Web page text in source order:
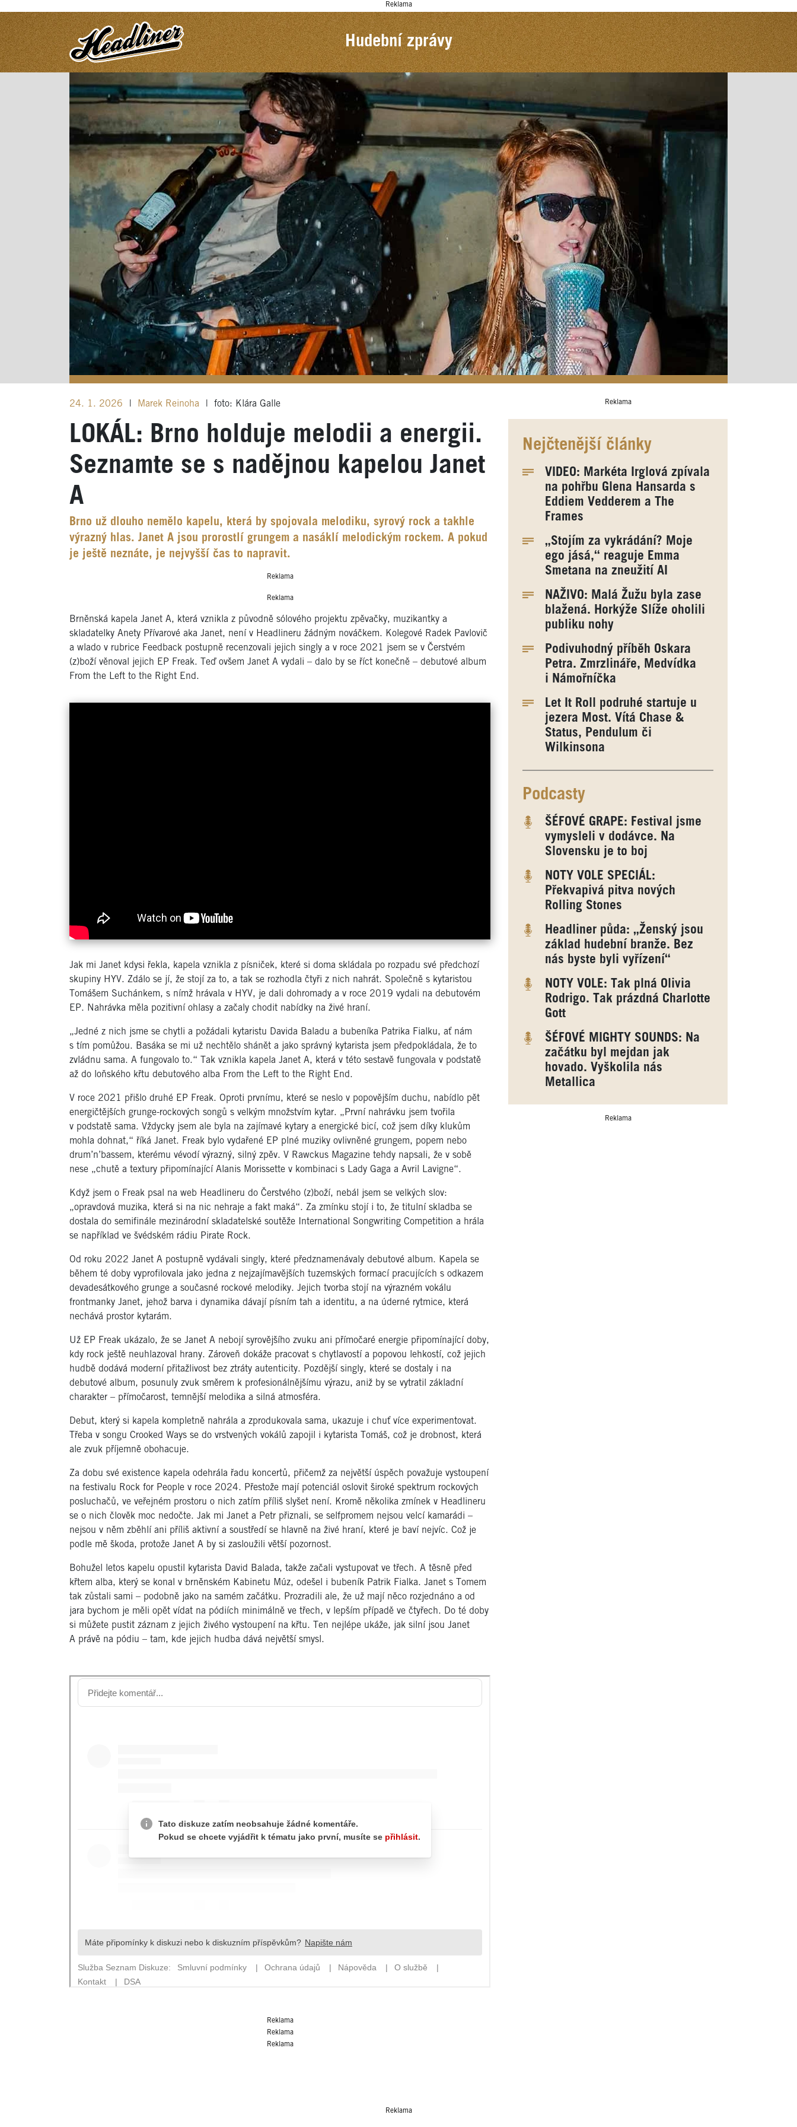
Reklama
Hudební zprávy
24. 1. 2026 Marek Reinoha foto: Klára Galle
LOKÁL: Brno holduje melodii a energii.
Seznamte se s nadějnou kapelou Janet
A
Brno už dlouho nemělo kapelu, která by spojovala melodiku, syrový rock a takhle
výrazný hlas. Janet A jsou prorostlí grungem a nasáklí melodickým rockem. A pokud
je ještě neznáte, je nejvyšší čas to napravit.
Reklama
Reklama
Brněnská kapela Janet A, která vznikla z původně sólového projektu zpěvačky, muzikantky a
skladatelky Anety Přívarové aka Janet, není v Headlineru žádným nováčkem. Kolegové Radek Pavlovič
a wlado v rubrice Feedback postupně recenzovali jejich singly a v roce 2021 jsem se v Čerstvém
(z)boží věnoval jejich EP Freak. Teď ovšem Janet A vydali – dalo by se říct konečně – debutové album
From the Left to the Right End.
Jak mi Janet kdysi řekla, kapela vznikla z písniček, které si doma skládala po rozpadu své předchozí
skupiny HYV. Zdálo se jí, že stojí za to, a tak se rozhodla čtyři z nich nahrát. Společně s kytaristou
Tomášem Suchánkem, s nímž hrávala v HYV, je dali dohromady a v roce 2019 vydali na debutovém
EP. Nahrávka měla pozitivní ohlasy a začaly chodit nabídky na živé hraní.
„Jedné z nich jsme se chytli a požádali kytaristu Davida Baladu a bubeníka Patrika Fialku, ať nám
s tím pomůžou. Basáka se mi už nechtělo shánět a jako správný kytarista jsem předpokládala, že to
zvládnu sama. A fungovalo to.“ Tak vznikla kapela Janet A, která v této sestavě fungovala v podstatě
až do loňského křtu debutového alba From the Left to the Right End.
V roce 2021 přišlo druhé EP Freak. Oproti prvnímu, které se neslo v popovějším duchu, nabídlo pět
energičtějších grunge-rockových songů s velkým množstvím kytar. „První nahrávku jsem tvořila
v podstatě sama. Vždycky jsem ale byla na zajímavé kytary a energické bicí, což jsem díky klukům
mohla dohnat,“ říká Janet. Freak bylo vydařené EP plné muziky ovlivněné grungem, popem nebo
drum’n’bassem, kterému vévodí výrazný, silný zpěv. V Rawckus Magazine tehdy napsali, že v sobě
nese „chutě a textury připomínající Alanis Morissette v kombinaci s Lady Gaga a Avril Lavigne“.
Když jsem o Freak psal na web Headlineru do Čerstvého (z)boží, nebál jsem se velkých slov:
„opravdová muzika, která si na nic nehraje a fakt maká“. Za zmínku stojí i to, že titulní skladba se
dostala do semifinále mezinárodní skladatelské soutěže International Songwriting Competition a hrála
se například ve švédském rádiu Pirate Rock.
Od roku 2022 Janet A postupně vydávali singly, které předznamenávaly debutové album. Kapela se
během té doby vyprofilovala jako jedna z nejzajímavějších tuzemských formací pracujících s odkazem
devadesátkového grunge a současné rockové melodiky. Jejich tvorba stojí na výrazném vokálu
frontmanky Janet, jehož barva i dynamika dávají písním tah a identitu, a na úderné rytmice, která
nechává prostor kytarám.
Už EP Freak ukázalo, že se Janet A nebojí syrovějšího zvuku ani přímočaré energie připomínající doby,
kdy rock ještě neuhlazoval hrany. Zároveň dokáže pracovat s chytlavostí a popovou lehkostí, což jejich
hudbě dodává moderní přitažlivost bez ztráty autenticity. Pozdější singly, které se dostaly i na
debutové album, posunuly zvuk směrem k profesionálnějšímu výrazu, aniž by se vytratil základní
charakter – přímočarost, temnější melodika a silná atmosféra.
Debut, který si kapela kompletně nahrála a zprodukovala sama, ukazuje i chuť více experimentovat.
Třeba v songu Crooked Ways se do vrstvených vokálů zapojil i kytarista Tomáš, což je drobnost, která
ale zvuk příjemně obohacuje.
Za dobu své existence kapela odehrála řadu koncertů, přičemž za největší úspěch považuje vystoupení
na festivalu Rock for People v roce 2024. Přestože mají potenciál oslovit široké spektrum rockových
posluchačů, ve veřejném prostoru o nich zatím příliš slyšet není. Kromě několika zmínek v Headlineru
se o nich člověk moc nedočte. Jak mi Janet a Petr přiznali, se selfpromem nejsou velcí kamarádi –
nejsou v něm zběhlí ani příliš aktivní a soustředí se hlavně na živé hraní, které je baví nejvíc. Což je
podle mě škoda, protože Janet A by si zasloužili větší pozornost.
Bohužel letos kapelu opustil kytarista David Balada, takže začali vystupovat ve třech. A těsně před
křtem alba, který se konal v brněnském Kabinetu Múz, odešel i bubeník Patrik Fialka. Janet s Tomem
tak zůstali sami – podobně jako na samém začátku. Prozradili ale, že už mají něco rozjednáno a od
jara bychom je měli opět vídat na pódiích minimálně ve třech, v lepším případě ve čtyřech. Do té doby
si můžete pustit záznam z jejich živého vystoupení na křtu. Ten nejlépe ukáže, jak silní jsou Janet
A právě na pódiu – tam, kde jejich hudba dává největší smysl.
Reklama
Reklama
Reklama
Reklama
Nejčtenější články
VIDEO: Markéta Irglová zpívala
na pohřbu Glena Hansarda s
Eddiem Vedderem a The
Frames
„Stojím za vykrádání? Moje
ego jásá,“ reaguje Emma
Smetana na zneužití AI
NAŽIVO: Malá Žužu byla zase
blažená. Horkýže Slíže oholili
publiku nohy
Podivuhodný příběh Oskara
Petra. Zmrzlináře, Medvídka
i Námořníčka
Let It Roll podruhé startuje u
jezera Most. Vítá Chase &
Status, Pendulum či
Wilkinsona
Podcasty
ŠÉFOVÉ GRAPE: Festival jsme
vymysleli v dodávce. Na
Slovensku je to boj
NOTY VOLE SPECIÁL:
Překvapivá pitva nových
Rolling Stones
Headliner půda: „Ženský jsou
základ hudební branže. Bez
nás byste byli vyřízení“
NOTY VOLE: Tak plná Olivia
Rodrigo. Tak prázdná Charlotte
Gott
ŠÉFOVÉ MIGHTY SOUNDS: Na
začátku byl mejdan jak
hovado. Vyškolila nás
Metallica
Reklama
Reklama